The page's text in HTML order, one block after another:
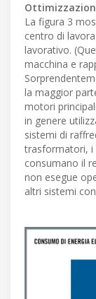
La figura 3
centro di
lavorativo.
macchina e
la maggior
motori
in genere
sistemi di
trasformatori, i
consumano il
non esegue
altri sistemi